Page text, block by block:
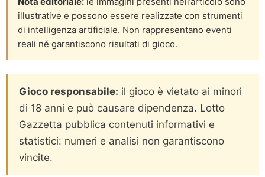
illustrative e possono essere realizzate con strumenti
di intelligenza artificiale. Non rappresentano eventi
reali né garantiscono risultati di gioco.
Gioco responsabile: il gioco è vietato ai minori
di 18 anni e può causare dipendenza. Lotto
Gazzetta pubblica contenuti informativi e
statistici: numeri e analisi non garantiscono
vincite.